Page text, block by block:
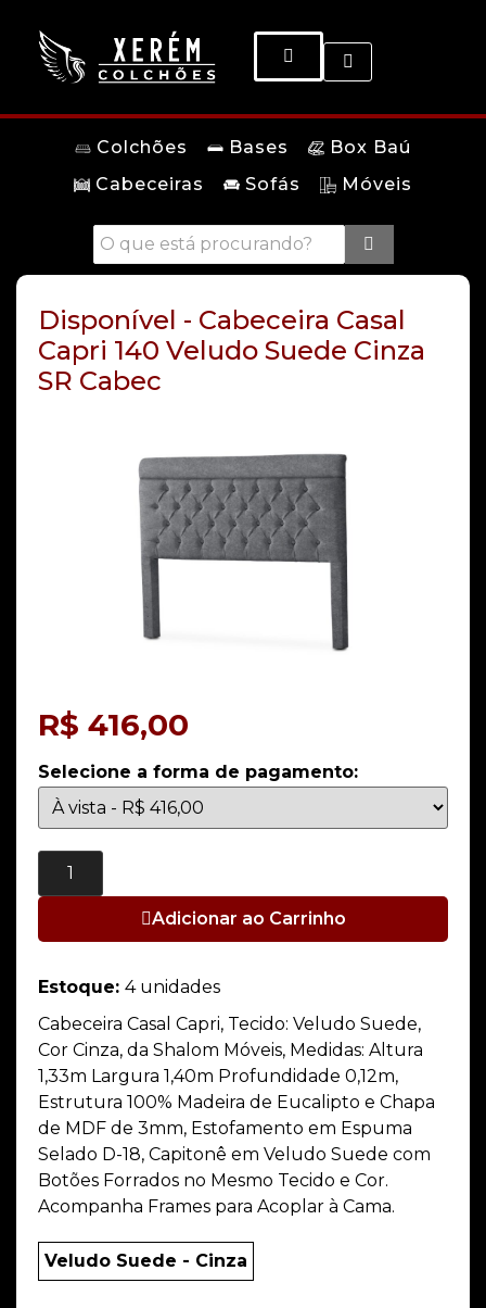
Colchões Bases
Box Baú
Cabeceiras
Sofás Móveis
Disponível - Cabeceira Casal
Capri 140 Veludo Suede Cinza
SR Cabec
R$ 416,00
Selecione a forma de pagamento:
Adicionar ao Carrinho
Estoque: 4 unidades
Cabeceira Casal Capri, Tecido: Veludo Suede,
Cor Cinza, da Shalom Móveis, Medidas: Altura
1,33m Largura 1,40m Profundidade 0,12m,
Estrutura 100% Madeira de Eucalipto e Chapa
de MDF de 3mm, Estofamento em Espuma
Selado D-18, Capitonê em Veludo Suede com
Botões Forrados no Mesmo Tecido e Cor.
Acompanha Frames para Acoplar à Cama.
Veludo Suede - Cinza